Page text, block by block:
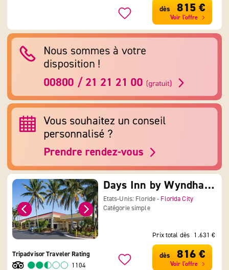
dès 815 €
Voir l'offre
Days Inn by Wyndham Florida City
Etats-Unis: Floride - Florida City
Catégorie simple
Tripadvisor Traveler Rating
1104
Prix total dès 1.631 €
dès 816 €
Voir l'offre